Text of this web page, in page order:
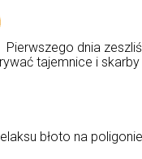
Pierwszego dnia
tajemnice i
błoto na